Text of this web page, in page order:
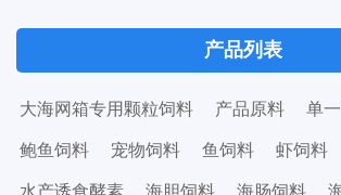
产品列表
大海网箱专用颗粒饲料 产品原料 单
鲍鱼饲料 宠物饲料 鱼饲料 虾饲料